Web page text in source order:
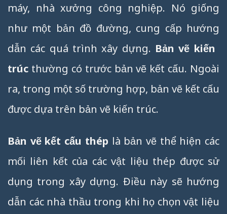
máy, nhà xưởng công nghiệp. Nó giống
như một bản đồ đường, cung cấp hướng
dẫn các quá trình xây dựng. Bản vẽ kiến ​​
trúc thường có trước bản vẽ kết cấu. Ngoài
ra, trong một số trường hợp, bản vẽ kết cấu
được dựa trên bản vẽ kiến ​​trúc.
Bản vẽ kết cấu thép là bản vẽ thể hiện các
mối liên kết của các vật liệu thép được sử
dụng trong xây dựng. Điều này sẽ hướng
dẫn các nhà thầu trong khi họ chọn vật liệu